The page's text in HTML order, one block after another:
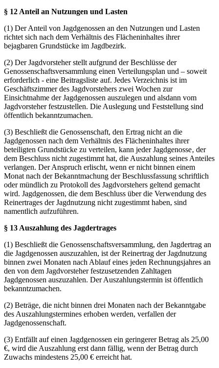
§ 12 Anteil an Nutzungen und Lasten
(1) Der Anteil von Jagdgenossen an den Nutzungen und Lasten
richtet sich nach dem Verhältnis des Flächeninhaltes ihrer
bejagbaren Grundstücke im Jagdbezirk.
(2) Der Jagdvorsteher stellt aufgrund der Beschlüsse der
Genossenschaftsversammlung einen Verteilungsplan und – soweit
erforderlich - eine Beitragsliste auf. Jedes Verzeichnis ist im
Geschäftszimmer des Jagdvorstehers zwei Wochen zur
Einsichtnahme der Jagdgenossen auszulegen und alsdann vom
Jagdvorsteher festzustellen. Die Auslegung und Feststellung sind
öffentlich bekanntzumachen.
(3) Beschließt die Genossenschaft, den Ertrag nicht an die
Jagdgenossen nach dem Verhältnis des Flächeninhaltes ihrer
beteiligten Grundstücke zu verteilen, kann jeder Jagdgenosse‚ der
dem Beschluss nicht zugestimmt hat, die Auszahlung seines Anteiles
verlangen. Der Anspruch erlischt, wenn er nicht binnen einem
Monat nach der Bekanntmachung der Beschlussfassung schriftlich
oder mündlich zu Protokoll des Jagdvorstehers geltend gemacht
wird. Jagdgenossen, die dem Beschluss über die Verwendung des
Reinertrages der Jagdnutzung nicht zugestimmt haben, sind
namentlich aufzuführen.
§ 13 Auszahlung des Jagdertrages
(1) Beschließt die Genossenschaftsversammlung, den Jagdertrag an
die Jagdgenossen auszuzahlen, ist der Reinertrag der Jagdnutzung
binnen zwei Monaten nach Ablauf eines jeden Rechnungsjahres an
den von dem Jagdvorsteher festzusetzenden Zahltagen
Jagdgenossen auszuzahlen. Der Auszahlungstermin ist öffentlich
bekanntzumachen.
(2) Beträge, die nicht binnen drei Monaten nach der Bekanntgabe
des Auszahlungstermines erhoben werden, verfallen der
Jagdgenossenschaft.
(3) Entfällt auf einen Jagdgenossen ein geringerer Betrag als 25,00
€, wird die Auszahlung erst dann fällig, wenn der Betrag durch
Zuwachs mindestens 25,00 € erreicht hat.